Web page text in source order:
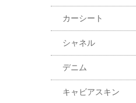
カーシート
シャネル
デニム
キャビアスキン